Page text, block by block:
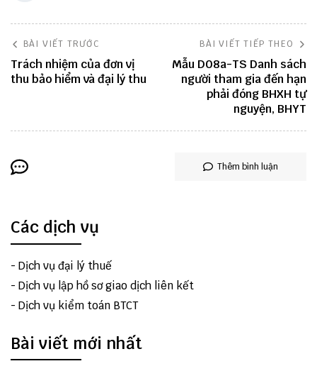
BÀI VIẾT TRƯỚC
Trách nhiệm của đơn vị
thu bảo hiểm và đại lý thu
BÀI VIẾT TIẾP THEO
Mẫu D08a-TS Danh sách
người tham gia đến hạn
phải đóng BHXH tự
nguyện, BHYT
Thêm bình luận
Các dịch vụ
- Dịch vụ đại lý thuế
- Dịch vụ lập hồ sơ giao dịch liên kết
- Dịch vụ kiểm toán BTCT
Bài viết mới nhất